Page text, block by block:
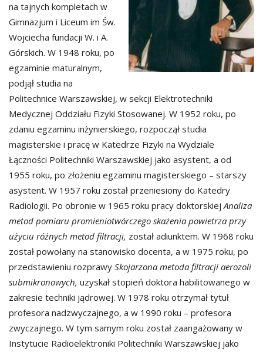
na tajnych kompletach w
Gimnazjum i Liceum im Św.
Wojciecha fundacji W. i A.
Górskich. W 1948 roku, po
egzaminie maturalnym,
podjął studia na
Politechnice Warszawskiej, w sekcji Elektrotechniki
Medycznej Oddziału Fizyki Stosowanej. W 1952 roku, po
zdaniu egzaminu inżynierskiego, rozpoczął studia
magisterskie i pracę w Katedrze Fizyki na Wydziale
Łączności Politechniki Warszawskiej jako asystent, a od
1955 roku, po złożeniu egzaminu magisterskiego – starszy
asystent. W 1957 roku został przeniesiony do Katedry
Radiologii. Po obronie w 1965 roku pracy doktorskiejAnaliza
metod pomiaru promieniotwórczego skażenia powietrza przy
użyciu różnych metod filtracji, został adiunktem. W 1968 roku
został powołany na stanowisko docenta, a w 1975 roku, po
przedstawieniu rozprawy Skojarzona metoda filtracji aerozoli
submikronowych, uzyskał stopień doktora habilitowanego w
zakresie techniki jądrowej. W 1978 roku otrzymał tytuł
profesora nadzwyczajnego, a w 1990 roku – profesora
zwyczajnego. W tym samym roku został zaangażowany w
Instytucie Radioelektroniki Politechniki Warszawskiej jako